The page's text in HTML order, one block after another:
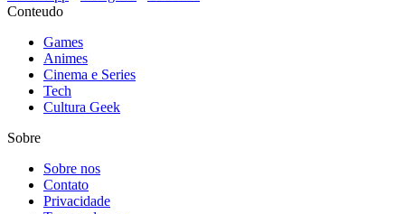
Conteudo
Games
Animes
Cinema e Series
Tech
Cultura Geek
Sobre
Sobre nos
Contato
Privacidade